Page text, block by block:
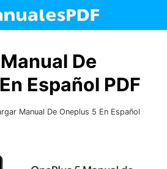
De
Español PDF
Manual De Oneplus 5 En Español